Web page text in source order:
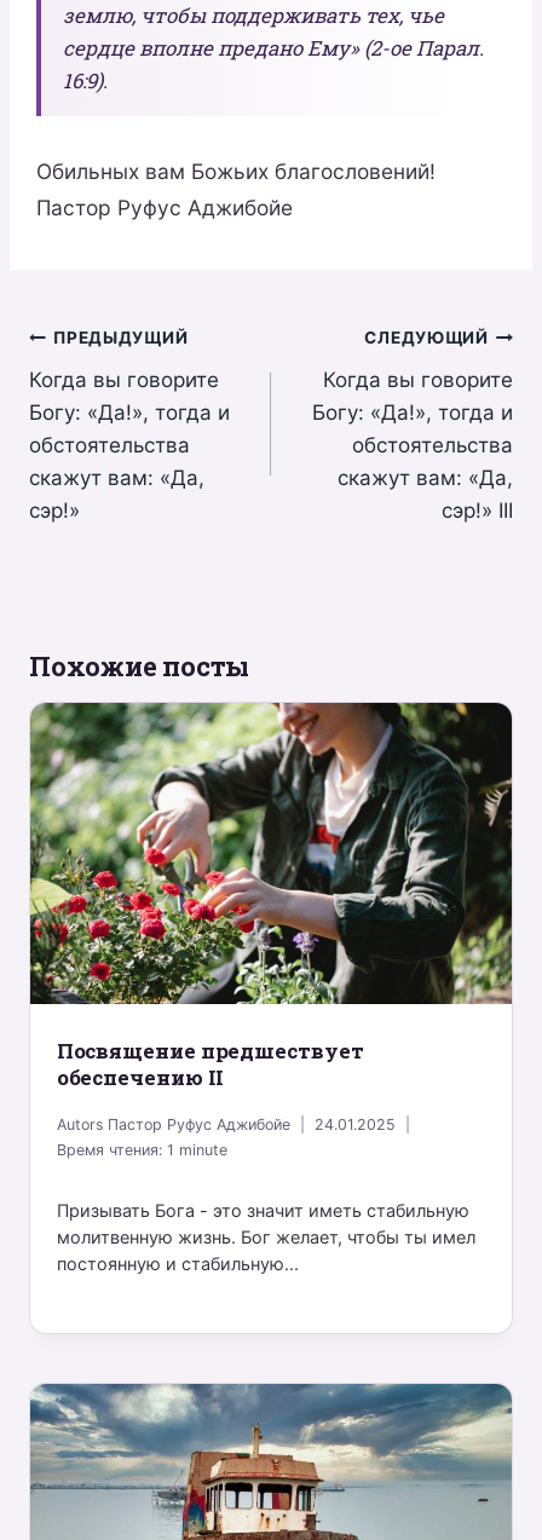
землю, чтобы поддерживать тех, чье
сердце вполне предано Ему» (2-ое Парал.
16:9).
Обильных вам Божьих благословений!
Пастор Руфус Аджибойе
Навигация
по
записям
ПРЕДЫДУЩИЙ
Когда вы говорите
Богу: «Да!», тогда и
обстоятельства
скажут вам: «Да,
сэр!»
СЛЕДУЮЩИЙ
Когда вы говорите
Богу: «Да!», тогда и
обстоятельства
скажут вам: «Да,
сэр!» III
Похожие посты
Посвящение предшествует
обеспечению II
Autors Пастор Руфус Аджибойе
24.01.2025
Время чтения:1 minute
Призывать Бога - это значит иметь стабильную
молитвенную жизнь. Бог желает, чтобы ты имел
постоянную и стабильную...